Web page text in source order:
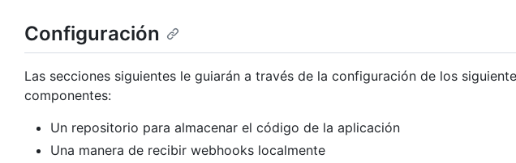
Configuración
Las secciones siguientes le guiarán a través de la configuración de los
componentes:
Un repositorio para almacenar el código de la aplicación
Una manera de recibir webhooks localmente